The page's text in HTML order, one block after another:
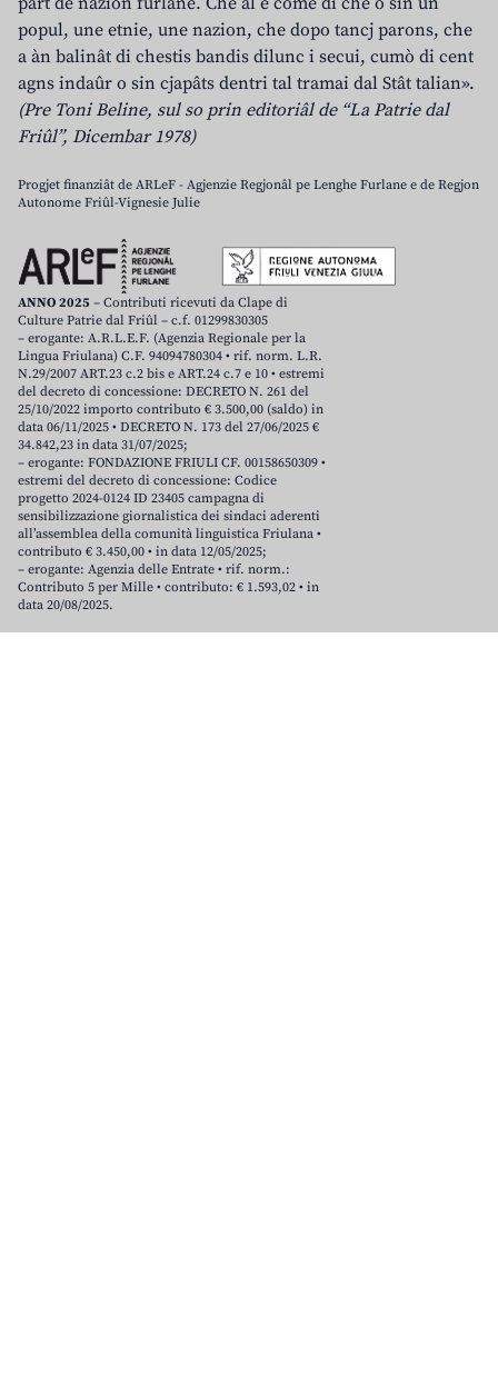
popul, une etnie, une nazion, che dopo tancj parons, che
a àn balinât di chestis bandis dilunc i secui, cumò di cent
agns indaûr o sin cjapâts dentri tal tramai dal Stât talian».
(Pre Toni Beline, sul so prin editoriâl de “La Patrie dal
Friûl”, Dicembar 1978)
Progjet finanziât de ARLeF - Agjenzie Regjonâl pe Lenghe Furlane e de Regjon
Autonome Friûl-Vignesie Julie
ANNO 2025 – Contributi ricevuti da Clape di
Culture Patrie dal Friûl – c.f. 01299830305
– erogante: A.R.L.E.F. (Agenzia Regionale per la
Lingua Friulana) C.F. 94094780304 • rif. norm. L.R.
N.29/2007 ART.23 c.2 bis e ART.24 c.7 e 10 • estremi
del decreto di concessione: DECRETO N. 261 del
25/10/2022 importo contributo € 3.500,00 (saldo) in
data 06/11/2025 • DECRETO N. 173 del 27/06/2025 €
34.842,23 in data 31/07/2025;
– erogante: FONDAZIONE FRIULI CF. 00158650309 •
estremi del decreto di concessione: Codice
progetto 2024-0124 ID 23405 campagna di
sensibilizzazione giornalistica dei sindaci aderenti
all’assemblea della comunità linguistica Friulana •
contributo € 3.450,00 • in data 12/05/2025;
– erogante: Agenzia delle Entrate • rif. norm.:
Contributo 5 per Mille • contributo: € 1.593,02 • in
data 20/08/2025.